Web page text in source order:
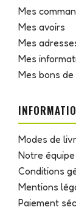
Mes
Mes avoirs
Mes
Mes
Mes bons
Modes de
Notre équipe
Conditions
Mentions
Paiement